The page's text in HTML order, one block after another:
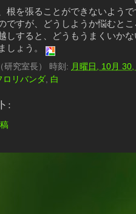
根を張ることができないようで
ですが、どうしようか悩むとこ
しすると、どうもうまくいか
しょう。
究室長） 時刻: 月曜日, 10月
ロリバンダ 白
: